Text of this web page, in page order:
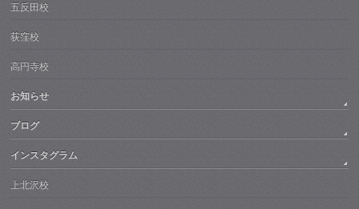
五反田校
荻窪校
高円寺校
お知らせ
ブログ
インスタグラム
上北沢校